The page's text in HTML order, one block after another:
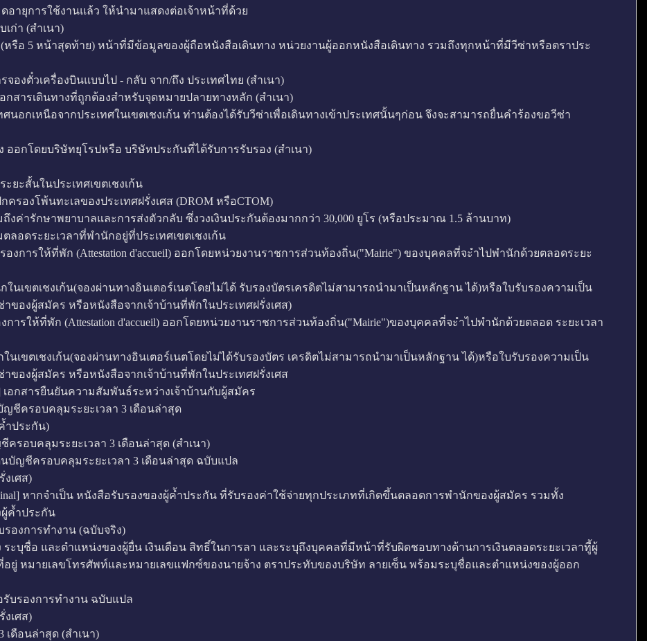
ายุการใช้งานแล้ว ให้นำมาแสดงต่อเจ้าหน้าที่ด้วย
เก่า (สำเนา)
รือ 5 หน้าสุดท้าย) หน้าที่มีข้อมูลของผู้ถือหนังสือเดินทาง หน่วยงานผู้ออกหนังสือเดินทาง รวมถึงทุกหน้าที่มีวีซ่าหรือตราประ
รจองตั๋วเครื่องบินแบบไป - กลับ จาก/ถึง ประเทศไทย (สำเนา)
เอกสารเดินทางที่ถูกต้องสำหรับจุดหมายปลายทางหลัก (สำเนา)
อกเหนือจากประเทศในเขตเชงเก้น ท่านต้องได้รับวีซ่าเพื่อเดินทางเข้าประเทศนั้นๆก่อน จึงจะสามารถยื่นคำร้องขอวีซ่า
ง ออกโดยบริษัทยุโรปหรือ บริษัทประกันที่ได้รับการรับรอง (สำเนา)
ะสั้นในประเทศเขตเชงเก้น
รองโพ้นทะเลของประเทศฝรั่งเศส (DROM หรือCTOM)
ค่ารักษาพยาบาลและการส่งตัวกลับ ซึ่งวงเงินประกันต้องมากกว่า 30,000 ยูโร (หรือประมาณ 1.5 ล้านบาท)
อดระยะเวลาที่พำนักอยู่ที่ประเทศเขตเชงเก้น
บรองการให้ที่พัก (Attestation d'accueil) ออกโดยหน่วยงานราชการส่วนท้องถิ่น("Mairie") ของบุคคลที่จะำไปพำนักด้วยตลอดระยะ
เขตเชงเก้น(จองผ่านทางอินเตอร์เนตโดยไม่ได้ รับรองบัตรเครดิตไม่สามารถนำมาเป็นหลักฐาน ได้)หรือใบรับรองความเป็น
ของผู้สมัคร หรือหนังสือจากเจ้าบ้านที่พักในประเทศฝรั่งเศส)
องการให้ที่พัก (Attestation d'accueil) ออกโดยหน่วยงานราชการส่วนท้องถิ่น("Mairie")ของบุคคลที่จะำไปพำนักด้วยตลอด ระยะเวลา
เขตเชงเก้น(จองผ่านทางอินเตอร์เนตโดยไม่ได้รับรองบัตร เครดิตไม่สามารถนำมาเป็นหลักฐาน ได้)หรือใบรับรองความเป็น
ของผู้สมัคร หรือหนังสือจากเจ้าบ้านที่พักในประเทศฝรั่งเศส
เอกสารยืนยันความสัมพันธ์ระหว่างเจ้าบ้านกับผู้สมัคร
บัญชีครอบคลุมระยะเวลา 3 เดือนล่าสุด
ำประกัน)
ชีครอบคลุมระยะเวลา 3 เดือนล่าสุด (สำเนา)
เดินบัญชีครอบคลุมระยะเวลา 3 เดือนล่าสุด ฉบับแปล
เศส)
หากจำเป็น หนังสือรับรองของผู้ค้ำประกัน ที่รับรองค่าใช้จ่ายทุกประเภทที่เกิดขึ้นตลอดการพำนักของผู้สมัคร รวมทั้ง
ค้ำประกัน
บรองการทำงาน (ฉบับจริง)
ะบุชื่อ และตำแหน่งของผู้ยื่น เงินเดือน สิทธิ์ในการลา และระบุถึงบุคคลที่มีหน้าที่รับผิดชอบทางด้านการเงินตลอดระยะเวลาทีู่้ผู้
ยู่ หมายเลขโทรศัพท์และหมายเลขแฟกซ์ของนายจ้าง ตราประทับของบริษัท ลายเซ็น พร้อมระบุชื่อและตำแหน่งของผู้ออก
อรับรองการทำงาน ฉบับแปล
เศส)
3 เดือนล่าสุด (สำเนา)